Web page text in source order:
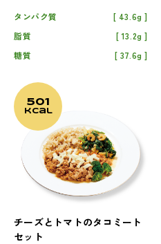
タンパク質
43.6g
脂質
13.2g
糖質
37.6g
501
kcal
チーズとトマトのタコミート
セット